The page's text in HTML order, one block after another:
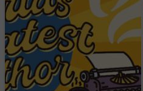
收复地球，用恐龙科技对抗恐